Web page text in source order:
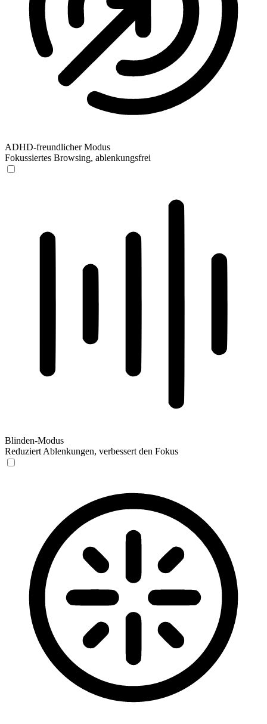
ADHD-freundlicher Modus
Fokussiertes Browsing, ablenkungsfrei
Blinden-Modus
Reduziert Ablenkungen, verbessert den Fokus